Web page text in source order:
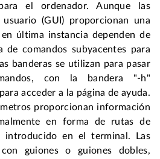
el ordenador. Aunque las
(GUI) proporcionan una
última instancia dependen de
de comandos subyacentes para
banderas se utilizan para pasar
con la bandera "-h"
acceder a la página de ayuda.
proporcionan información
en forma de rutas de
en el terminal. Las
guiones o guiones dobles,